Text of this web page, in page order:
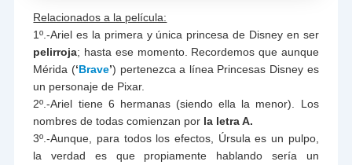
Relacionados a la película:
1º.-Ariel es la primera y única princesa de Disney en ser
pelirroja; hasta ese momento. Recordemos que aunque
Mérida (‘Brave’) pertenezca a línea Princesas Disney es
un personaje de Pixar.
2º.-Ariel tiene 6 hermanas (siendo ella la menor). Los
nombres de todas comienzan por la letra A.
3º.-Aunque, para todos los efectos, Úrsula es un pulpo,
la verdad es que propiamente hablando sería un